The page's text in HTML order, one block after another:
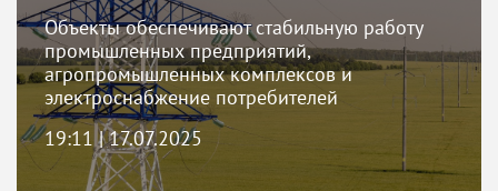
Объекты обеспечивают стабильную работу
промышленных предприятий,
агропромышленных комплексов и
электроснабжение потребителей
19:11 | 17.07.2025